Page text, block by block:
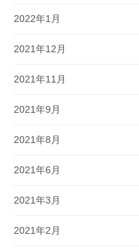
2022年1月
2021年12月
2021年11月
2021年9月
2021年8月
2021年6月
2021年3月
2021年2月